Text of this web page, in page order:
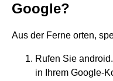
Google?
Aus der Ferne orten,
Rufen Sie
in Ihrem Google-